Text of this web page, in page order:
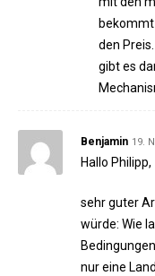
den
gibt es
Benjamin 19.
Hallo Philipp,
sehr guter
würde: Wie
nur eine